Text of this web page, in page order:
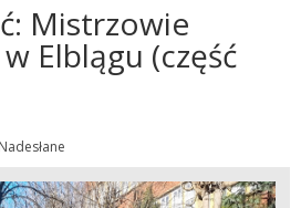
Mistrzowie
Elblągu (część